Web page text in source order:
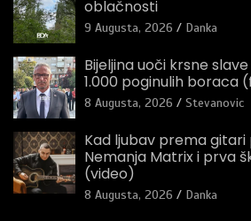
oblačnosti
9 Augusta, 2026 Danka
Bijeljina uoči krsne
1.000 poginulih boraca
8 Augusta, 2026 Stevanovic
Kad ljubav prema gitari
Nemanja Matrix i prva
(video)
8 Augusta, 2026 Danka